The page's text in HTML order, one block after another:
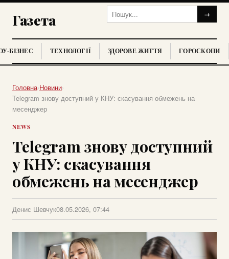
Газета →
БІЗНЕС ТЕХНОЛОГІЇ ЗДОРОВЕ ЖИТТЯ ГОРОСКОПИ
Головна›Новини›
Telegram знову доступний у КНУ: скасування обмежень на
месенджер
NEWS
Telegram знову доступний
у КНУ: скасування
обмежень на месенджер
Денис Шевчук08.05.2026, 07:44